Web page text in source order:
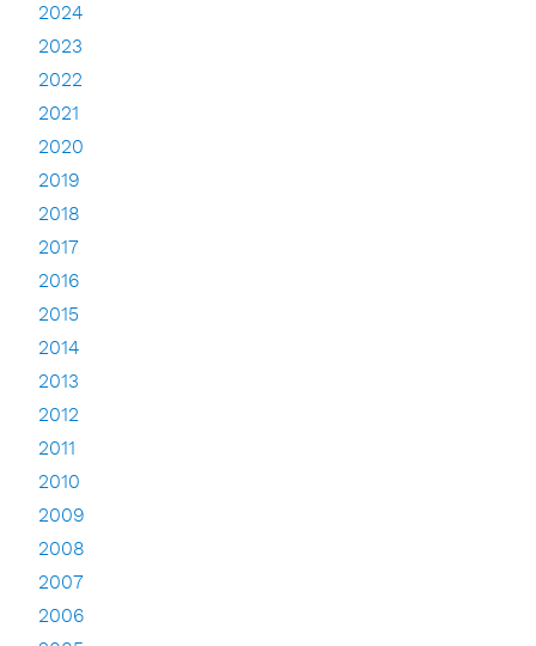
2024
2023
2022
2021
2020
2019
2018
2017
2016
2015
2014
2013
2012
2011
2010
2009
2008
2007
2006